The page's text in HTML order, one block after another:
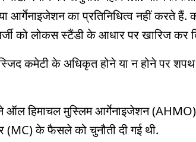
आर्गेनाइजेशन का प्रतिनिधित्व नहीं करते हैं.
को लोकस स्टैंडी के आधार पर खारिज कर
कमेटी के अधिकृत होने या न होने पर
ऑल हिमाचल मुस्लिम आर्गेनाइजेशन
(MC) के फैसले को चुनौती दी गई थी.